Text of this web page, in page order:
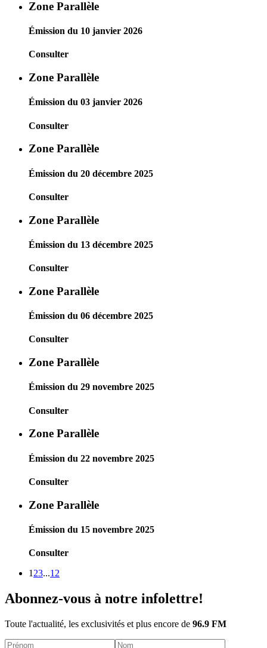
Zone Parallèle
Émission du 10 janvier 2026
Consulter
Zone Parallèle
Émission du 03 janvier 2026
Consulter
Zone Parallèle
Émission du 20 décembre 2025
Consulter
Zone Parallèle
Émission du 13 décembre 2025
Consulter
Zone Parallèle
Émission du 06 décembre 2025
Consulter
Zone Parallèle
Émission du 29 novembre 2025
Consulter
Zone Parallèle
Émission du 22 novembre 2025
Consulter
Zone Parallèle
Émission du 15 novembre 2025
Consulter
1 23...12
Abonnez-vous à notre infolettre!
Toute l'actualité, les exclusivités et plus encore de 96.9 FM